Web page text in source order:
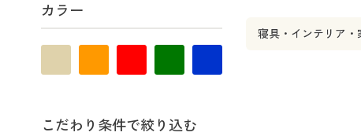
寝具・インテリア・
カラー
こだわり条件で絞り込む